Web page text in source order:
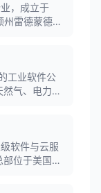
，成立于
雷德蒙德。
公软件、云
个领域，服
财富》500强
工业软件公
气、电力、
美元的工业
软件与云服
位于美国德